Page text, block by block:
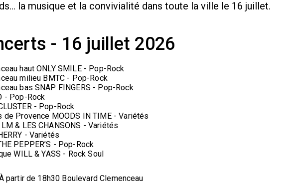
la musique et la convivialité dans toute la ville le 16 juillet.
- 16 juillet 2026
haut ONLY SMILE - Pop-Rock
milieu BMTC - Pop-Rock
bas SNAP FINGERS - Pop-Rock
- Pop-Rock
- Pop-Rock
de Provence MOODS IN TIME - Variétés
& LES CHANSONS - Variétés
- Variétés
PEPPER’S - Pop-Rock
WILL & YASS - Rock Soul
partir de 18h30 Boulevard Clemenceau